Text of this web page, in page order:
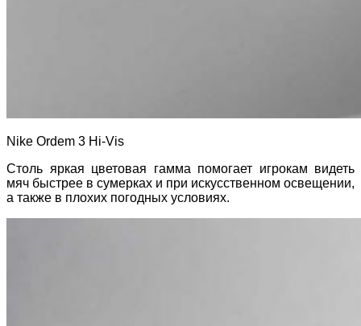
Nike Ordem 3 Hi-Vis
Столь яркая цветовая гамма помогает игрокам видеть
мяч быстрее в сумерках и при искусственном освещении,
а также в плохих погодных условиях.